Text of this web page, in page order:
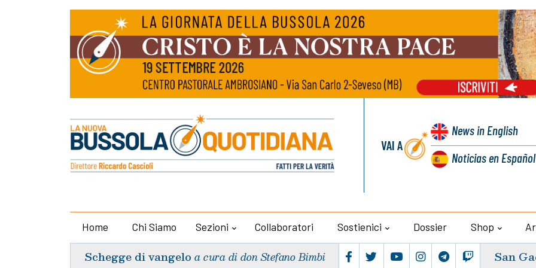
VAI A
Newsin English
Noticiasen Español
Home Chi Siamo Sezioni Collaboratori Sostienici Dossier Shop
Schegge di vangelo a cura di don Stefano Bimbi San